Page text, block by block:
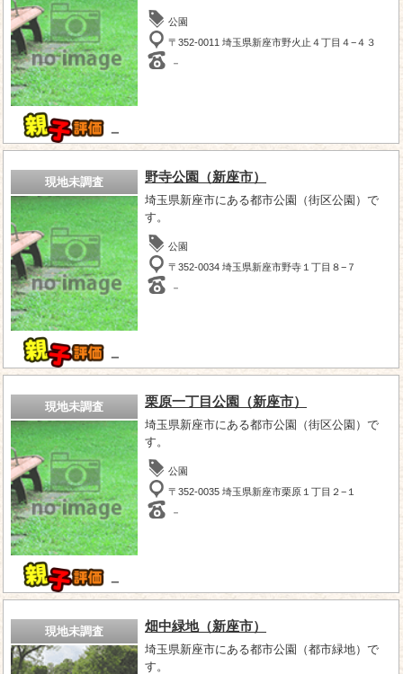
－
公園
〒352-0011 埼玉県新座市野火止４丁目４−４３
－
現地未調査
－
野寺公園（新座市）
埼玉県新座市にある都市公園（街区公園）で
す。
公園
〒352-0034 埼玉県新座市野寺１丁目８−７
－
現地未調査
－
栗原一丁目公園（新座市）
埼玉県新座市にある都市公園（街区公園）で
す。
公園
〒352-0035 埼玉県新座市栗原１丁目２−１
－
現地未調査 畑中緑地（新座市）
埼玉県新座市にある都市公園（都市緑地）で
す。